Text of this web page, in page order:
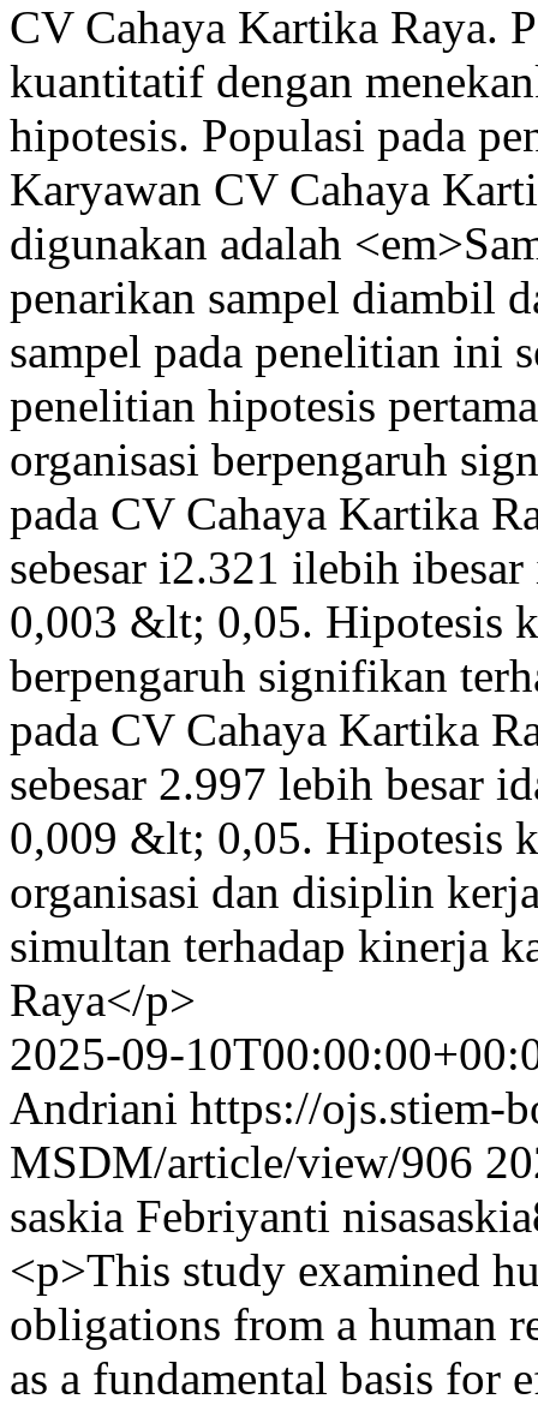
CV Cahaya Kartika Raya.
kuantitatif dengan
hipotesis. Populasi pada
Karyawan CV Cahaya
digunakan adalah
penarikan sampel diambil
sampel pada penelitian ini
penelitian hipotesis
organisasi berpengaruh
pada CV Cahaya Kartika
sebesar i2.321 ilebih
0,003 &lt; 0,05. Hipotesis
berpengaruh signifikan
pada CV Cahaya Kartika
sebesar 2.997 lebih besar
0,009 &lt; 0,05. Hipotesis
organisasi dan disiplin
simultan terhadap kinerja
Raya</p>
2025-09-
Andriani https://ojs.stiem-
MSDM/article/view/906
saskia Febriyanti
<p>This study examined
obligations from a human
as a fundamental basis for